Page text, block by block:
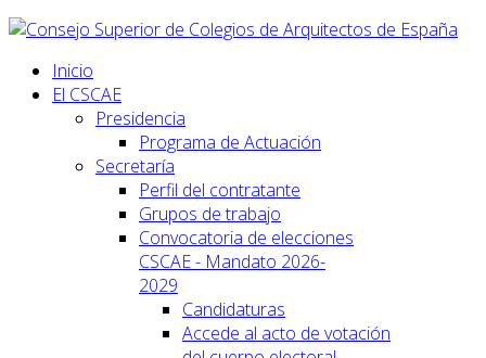
Inicio
El CSCAE
Presidencia
Programa de Actuación
Secretaría
Perfil del contratante
Grupos de trabajo
Convocatoria de elecciones
CSCAE - Mandato 2026-
2029
Candidaturas
Accede al acto de votación